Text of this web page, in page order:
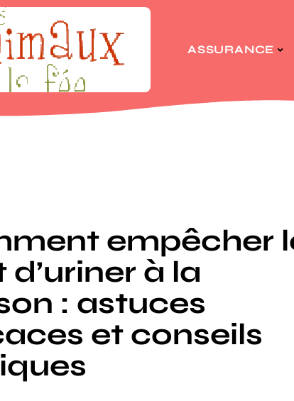
ASSURANCE
empêcher
à la
: astuces
et conseils